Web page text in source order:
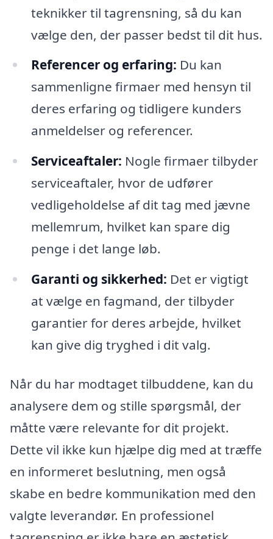
teknikker til tagrensning, så du kan
vælge den, der passer bedst til dit hus.
Referencer og erfaring: Du kan
sammenligne firmaer med hensyn til
deres erfaring og tidligere kunders
anmeldelser og referencer.
Serviceaftaler: Nogle firmaer tilbyder
serviceaftaler, hvor de udfører
vedligeholdelse af dit tag med jævne
mellemrum, hvilket kan spare dig
penge i det lange løb.
Garanti og sikkerhed: Det er vigtigt
at vælge en fagmand, der tilbyder
garantier for deres arbejde, hvilket
kan give dig tryghed i dit valg.
Når du har modtaget tilbuddene, kan du
analysere dem og stille spørgsmål, der
måtte være relevante for dit projekt.
Dette vil ikke kun hjælpe dig med at træffe
en informeret beslutning, men også
skabe en bedre kommunikation med den
valgte leverandør. En professionel